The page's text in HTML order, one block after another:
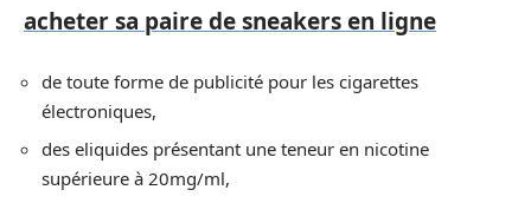
acheter sa paire de sneakers en ligne
de toute forme de publicité pour les cigarettes
électroniques,
des eliquides présentant une teneur en nicotine
supérieure à 20mg/ml,